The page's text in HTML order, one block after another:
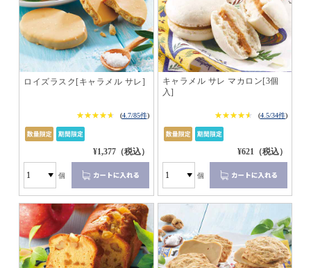
ロイズラスク[キャラメル サレ]
★★★★★
★★★★★ (4.7/85件)
¥1,377（税込）
個
キャラメル サレ マカロン[3個
入]
★★★★★
★★★★★ (4.5/34件)
¥621（税込）
個